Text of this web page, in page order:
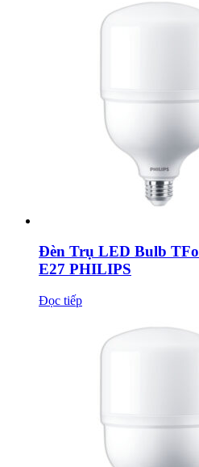
Đèn Trụ LED Bulb
E27 PHILIPS
Đọc tiếp